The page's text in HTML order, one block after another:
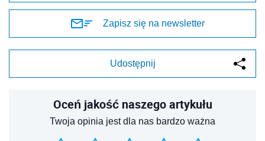
Zapisz się na newsletter
Udostępnij
Oceń jakość naszego artykułu
Twoja opinia jest dla nas bardzo ważna